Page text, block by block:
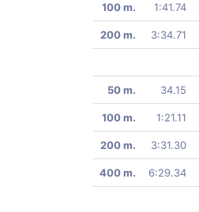
100 m. 1:41.74
200 m. 3:34.71
50 m. 34.15
100 m. 1:21.11
200 m. 3:31.30
400 m. 6:29.34